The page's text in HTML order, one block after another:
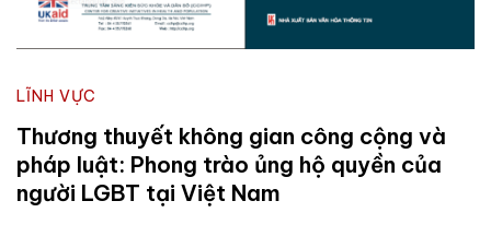
LĨNH VỰC
Thương thuyết không gian công cộng và
pháp luật: Phong trào ủng hộ quyền của
người LGBT tại Việt Nam